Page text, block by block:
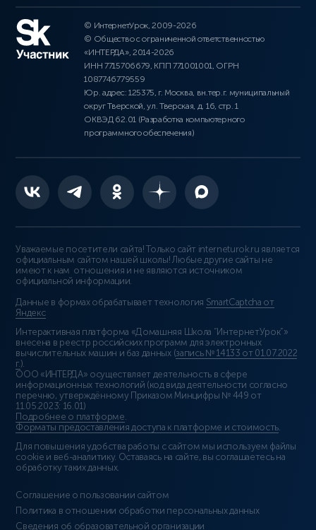
© ИнтернетУрок, 2009-2026
© Общество с ограниченной ответственностью
«ИНТЕРДА», 2014-2026
ИНН 7715706679, КПП 771001001, ОГРН
1087746779559
Юр. адрес: 125375, г. Москва, вн.тер.г. муниципальный
округ Тверской, ул. Тверская, д. 16, стр. 1
ОКВЭД 62.01 (Разработка компьютерного
программного обеспечения)
Уважаемые посетители сайта! Только сайт interneturok.ru является
официальным сайтом нашей школы! Любые другие сайты не
имеют к нам отношения и не являются источником
официальной информации.
Данные в формах обрабатывает технология SmartCaptcha от
Яндекс
Интерактивная платформа «Домашняя Школа “ИнтернетУрок”»
внесена в реестр российских программ для электронных
вычислительных машин и баз данных (запись № 14133 от 01.07.2022
г.).
ООО «ИНТЕРДА» осуществляет деятельность в сфере
информационных технологий (код вида деятельности согласно
перечню, утверждённому Приказом Минцифры № 449 от
11.05.2023: 16.01)
Подробнее о платформе.
Форматы предоставления доступа к платформе и стоимость.
Для повышения удобства работы с сайтом мы используем файлы
cookie и веб-аналитику. Оставаясь на сайте, вы соглашаетесь на
обработку таких данных.
Соглашение о пользовании сайтом
Политика в отношении обработки персональных данных
Сведения об образовательной организации